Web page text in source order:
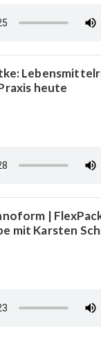
heute
|
mit Karsten